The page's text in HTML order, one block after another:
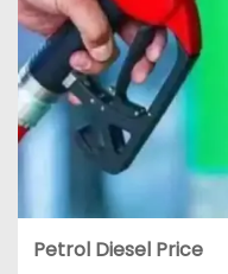
Petrol Diesel Price